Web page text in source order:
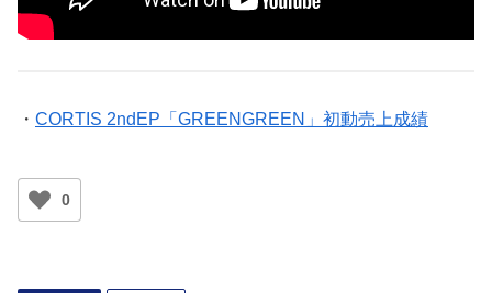
・ CORTIS 2ndEP「GREENGREEN」初動売上成績
0